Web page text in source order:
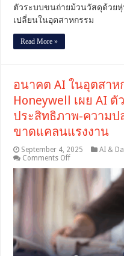
สับ
เปลี่ยน
ตัวระบบขนถ่ายม้วนวัสดุด้วย
เปลี่ยนในอุตสาหกรรม
Read More »
อนาคต AI ในอุตสาห
Honeywell เผย AI
ประสิทธิภาพ-ความ
ขาดแคลนแรงงาน
September 4, 2025 AI &
Comments Offon
อนาคต
อุตสาหกรรม!
ผล
สำรวจ
Honeywell
เผย
AI